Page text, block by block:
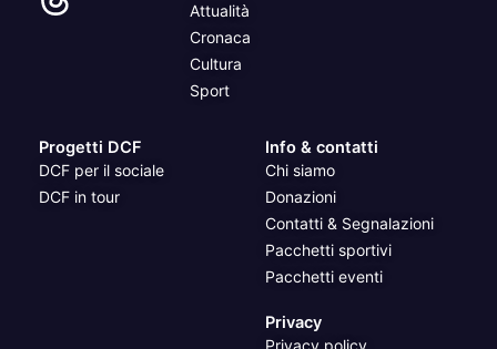
Attualità
Cronaca
Cultura
Sport
Progetti DCF
DCF per il sociale
DCF in tour
Info & contatti
Chi siamo
Donazioni
Contatti & Segnalazioni
Pacchetti sportivi
Pacchetti eventi
Privacy
Privacy policy